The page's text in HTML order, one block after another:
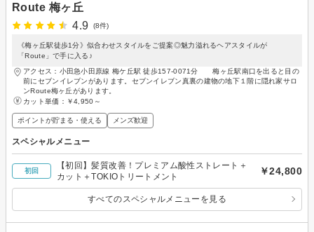
Route 梅ヶ丘
4.9
(8件)
《梅ヶ丘駅徒歩1分》似合わせスタイルをご提案◎魅力溢れるヘアスタイルが
「Route」で手に入る♪
アクセス：小田急小田原線 梅ケ丘駅 徒歩157-0071分 梅ヶ丘駅南口を出ると目の
前にセブンイレブンがあります。セブンイレブン真裏の建物の地下１階に隠れ家サロ
ンRoute梅ヶ丘があります。
カット単価： ￥4,950～
ポイントが貯まる・使える メンズ歓迎
スペシャルメニュー
初回
【初回】髪質改善！プレミアム酸性ストレート＋
カット＋TOKIOトリートメント
￥24,800
すべてのスペシャルメニューを見る